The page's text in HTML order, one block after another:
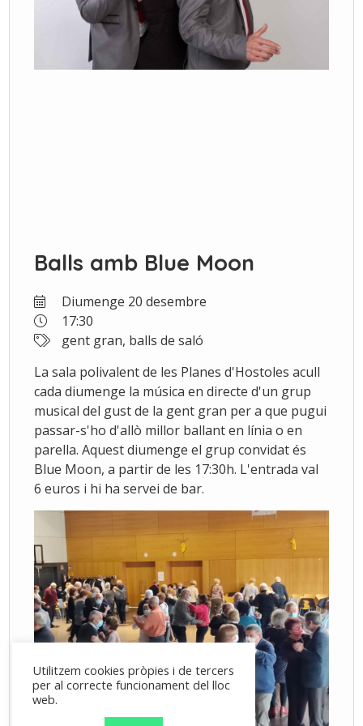
Balls amb Blue Moon
Diumenge 20 desembre
17:30
gent gran, balls de saló
La sala polivalent de les Planes d'Hostoles acull
cada diumenge la música en directe d'un grup
musical del gust de la gent gran per a que pugui
passar-s'ho d'allò millor ballant en línia o en
parella. Aquest diumenge el grup convidat és
Blue Moon, a partir de les 17:30h. L'entrada val
6 euros i hi ha servei de bar.
Utilitzem cookies pròpies i de tercers
per al correcte funcionament del lloc
web.